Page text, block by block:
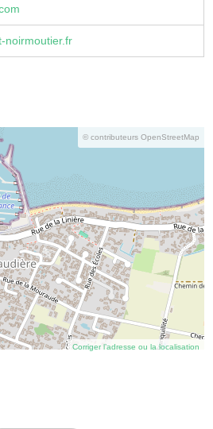
noirmoutier.fr
© contributeurs OpenStreetMap
Corriger l’adresse ou la localisation